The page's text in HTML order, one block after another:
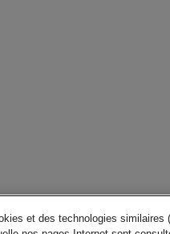
et des technologies